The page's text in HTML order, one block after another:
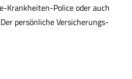
Krank­hei­ten-Police oder auch
persönliche Ver­sicherungs­